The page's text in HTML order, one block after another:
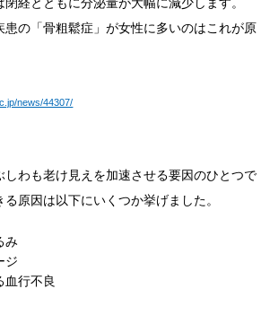
経とともに分泌量が大幅に減少します。
患の「骨粗鬆症」が女性に多いのはこれが原
news/44307/
しわも老け見えを加速させる要因のひとつで
原因は以下にいくつか挙げました。
み
ジ
血行不良